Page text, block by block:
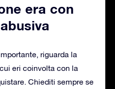
era con
riguarda la
eri coinvolta con la
Chiediti sempre se